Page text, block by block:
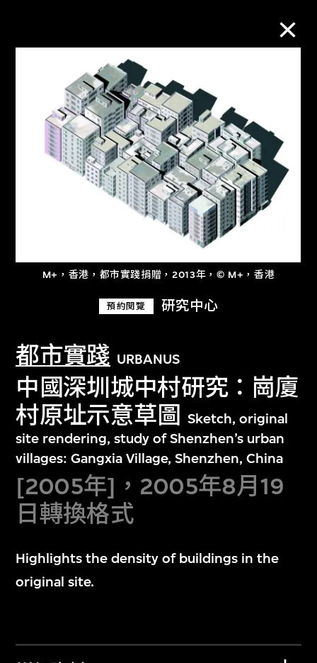
M+，香港，都市實踐捐贈，2013年，© M+，香港
預約閱覽 研究中心
都市實踐 URBANUS
中國深圳城中村研究：崗廈
村原址示意草圖
Sketch, original
site rendering, study of Shenzhen’s urban
villages: Gangxia Village, Shenzhen, China
[2005年]，2005年8月19
日轉換格式
Highlights the density of buildings in the
original site.
M+藏品
進一步篩選 搜索
探索世界頂級的二十及二十一世紀視覺